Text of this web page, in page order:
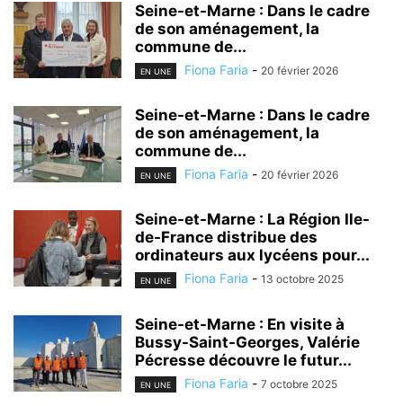
Seine-et-Marne : Dans le cadre
de son aménagement, la
commune de...
EN UNE Fiona Faria - 20 février 2026
Seine-et-Marne : Dans le cadre
de son aménagement, la
commune de...
EN UNE Fiona Faria - 20 février 2026
Seine-et-Marne : La Région Ile-
de-France distribue des
ordinateurs aux lycéens pour...
EN UNE Fiona Faria - 13 octobre 2025
Seine-et-Marne : En visite à
Bussy-Saint-Georges, Valérie
Pécresse découvre le futur...
EN UNE Fiona Faria - 7 octobre 2025